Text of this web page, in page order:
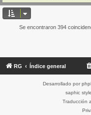
Se encontraron 394
RG Índice general
Desarrollado por
saphic
Traducción